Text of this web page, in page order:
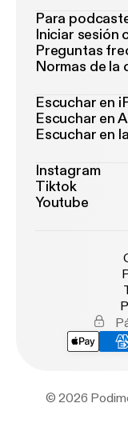
Para
Iniciar sesión
Preguntas
Normas de la
Escuchar en
Escuchar en
Escuchar en
Instagram
Tiktok
Youtube
© 2026